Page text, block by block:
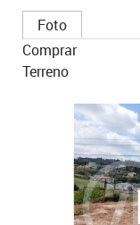
Foto
Comprar
Terreno